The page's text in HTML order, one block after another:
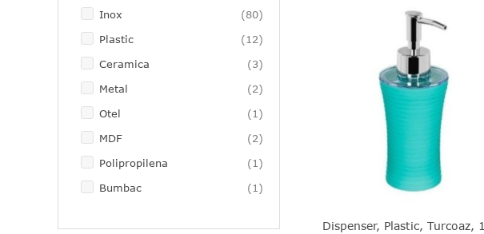
Inox
80articole
Plastic
12articole
Ceramica
3articole
Metal
2articole
Otel
1articol
MDF
2articole
Polipropilena
1articol
Bumbac
1articol